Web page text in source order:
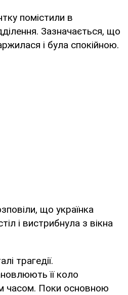
помістили в
Зазначається, що
і була спокійною.
що українка
і вистрибнула з вікна
трагедії.
її коло
часом. Поки основною